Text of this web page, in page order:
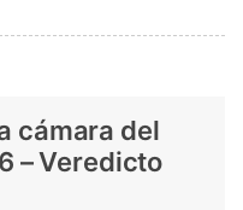
cámara del
– Veredicto